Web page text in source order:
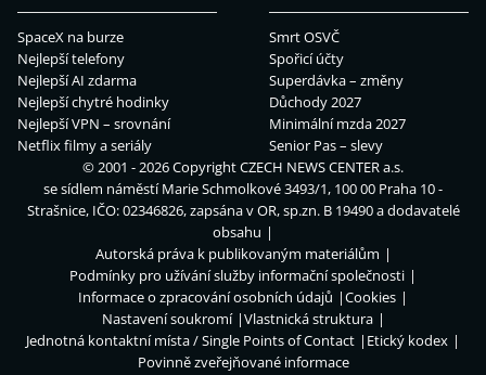
SpaceX na burze
Nejlepší telefony
Nejlepší AI zdarma
Nejlepší chytré hodinky
Nejlepší VPN – srovnání
Netflix filmy a seriály
Smrt OSVČ
Spořicí účty
Superdávka – změny
Důchody 2027
Minimální mzda 2027
Senior Pas – slevy
© 2001 - 2026 CopyrightCZECH NEWS CENTER a.s.
se sídlem náměstí Marie Schmolkové 3493/1, 100 00 Praha 10 -
Strašnice, IČO: 02346826, zapsána v OR, sp.zn. B 19490 a dodavatelé
obsahu
Autorská práva k publikovaným materiálům
Podmínky pro užívání služby informační společnosti
Informace o zpracování osobních údajů
Cookies
Nastavení soukromí
Vlastnická struktura
Jednotná kontaktní místa / Single Points of Contact
Etický kodex
Povinně zveřejňované informace